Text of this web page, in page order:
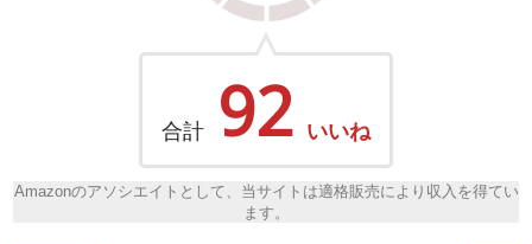
合計 92 いいね
Amazonのアソシエイトとして、当サイトは適格販売により収入を得てい
ます。